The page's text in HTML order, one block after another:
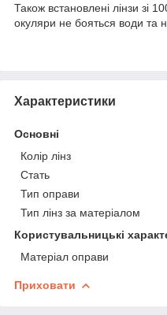
Також встановлені лінзи зі
окуляри не бояться води та
Характеристики
Основні
Колір лінз
Стать
Тип оправи
Тип лінз за матеріалом
Користувальницькі
Матеріал оправи
Приховати